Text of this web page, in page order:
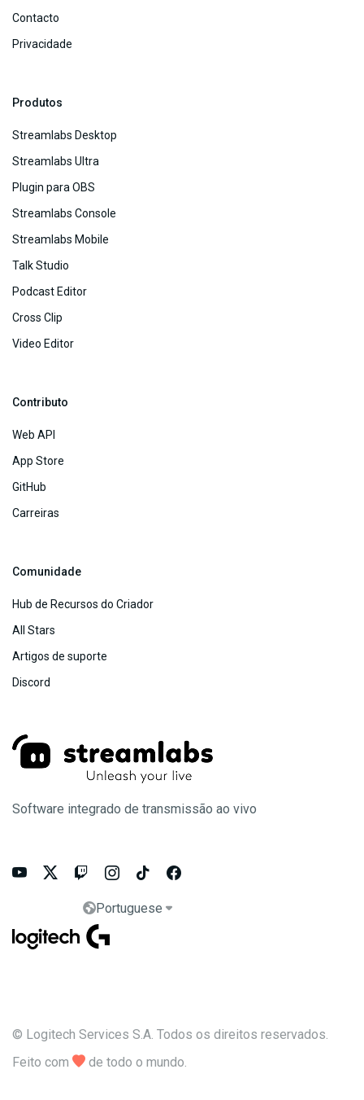
Software integrado de transmissão ao vivo
     
Portuguese 
Contacto
Privacidade
Produtos
Streamlabs Desktop
Streamlabs Ultra
Plugin para OBS
Streamlabs Console
Streamlabs Mobile
Talk Studio
Podcast Editor
Cross Clip
Video Editor
Contributo
Web API
App Store
GitHub
Carreiras
Comunidade
Hub de Recursos do Criador
All Stars
Artigos de suporte
Discord
© Logitech Services S.A. Todos os direitos reservados.
Feito com  de todo o mundo.